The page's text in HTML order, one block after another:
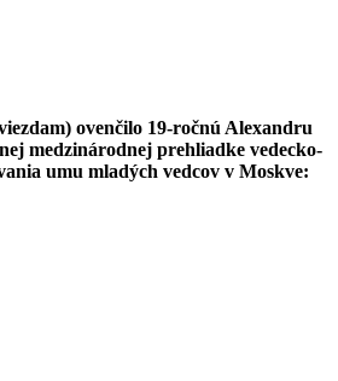
ovenčilo 19-ročnú Alexandru
medzinárodnej prehliadke vedecko-
umu mladých vedcov v Moskve: